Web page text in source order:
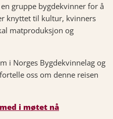
gruppe bygdekvinner for å
knyttet til kultur, kvinners
matproduksjon og
i Norges Bygdekvinnelag og
oss om denne reisen
i møtet nå